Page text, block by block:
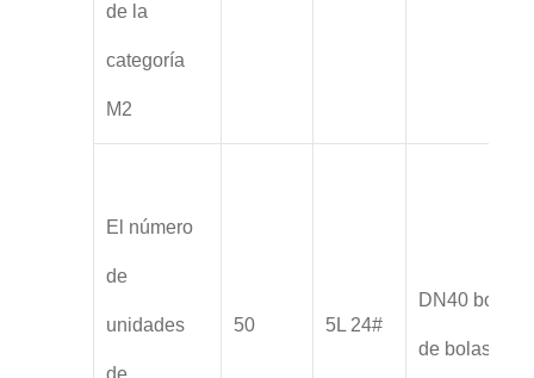
de la
categoría
M2
El número
de
unidades
de
50 5L 24#
DN40 boca
de bolas